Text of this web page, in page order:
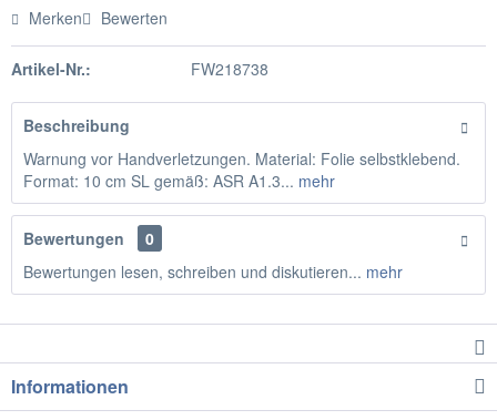
Merken Bewerten
Artikel-Nr.: FW218738
Beschreibung
Warnung vor Handverletzungen. Material: Folie selbstklebend.
Format: 10 cm SL gemäß: ASR A1.3... mehr
Bewertungen
0
Bewertungen lesen, schreiben und diskutieren... mehr
Informationen